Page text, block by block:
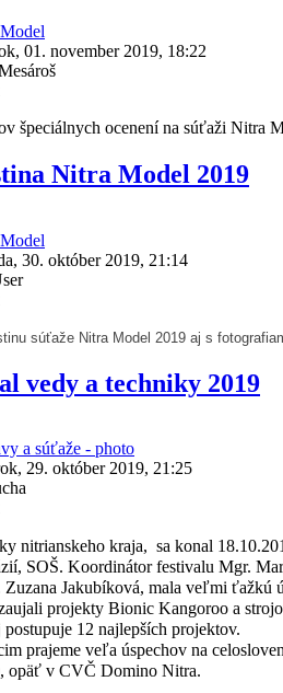
01. november 2019, 18:22
špeciálnych ocenení na súťaži Nitra
Nitra Model 2019
30. október 2019, 21:14
súťaže Nitra Model 2019 aj s
vedy a techniky 2019
a súťaže - photo
29. október 2019, 21:25
nitrianskeho kraja,  sa konal
SOŠ. Koordinátor festivalu Mgr.
Zuzana Jakubíková, mala veľmi
projekty Bionic Kangoroo a
12 najlepších projektov.
prajeme veľa úspechov na
opäť v CVČ Domino Nitra.